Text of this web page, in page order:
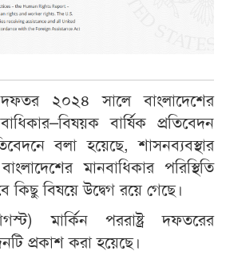
দফতর ২০২৪ সালে বাংলাদেশের
বার্ষিক প্রতিবেদন
বলা হয়েছে, শাসনব্যবস্থার
মানবাধিকার পরিস্থিতি
কিছু বিষয়ে উদ্বেগ রয়ে গেছে।
মার্কিন পররাষ্ট্র দফতরের
প্রকাশ করা হয়েছে।